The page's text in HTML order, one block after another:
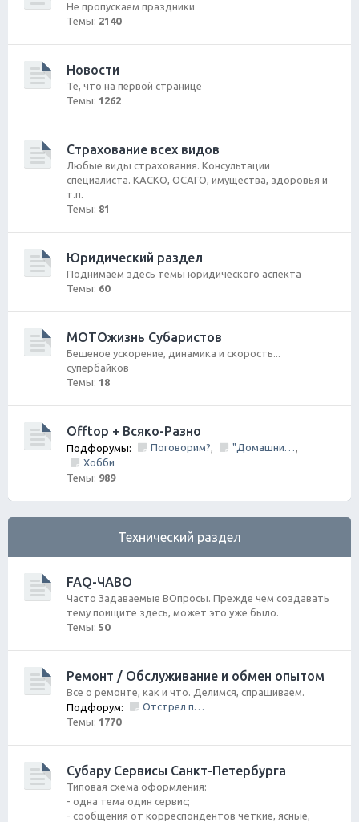
Не пропускаем праздники
Темы: 2140
Новости
Те, что на первой странице
Темы: 1262
Страхование всех видов
Любые виды страхования. Консультации
специалиста. КАСКО, ОСАГО, имущества, здоровья и
т.п.
Темы: 81
Юридический раздел
Поднимаем здесь темы юридического аспекта
Темы: 60
МОТОжизнь Субаристов
Бешеное ускорение, динамика и скорость...
супербайков
Темы: 18
Offtop + Всяко-Разно
Подфорумы: Поговорим?, "Домашний Очаг"
,
Хобби
Темы: 989
Технический раздел
FAQ-ЧАВО
Часто Задаваемые ВОпросы. Прежде чем создавать
тему поищите здесь, может это уже было.
Темы: 50
Ремонт / Обслуживание и обмен опытом
Все о ремонте, как и что. Делимся, спрашиваем.
Подфорум:
Отстрел пистолета/НЕ заправить/Ошибки по вентиляции Бензо Бака
Темы: 1770
Субару Cервисы Санкт-Петербурга
Типовая схема оформления:
- одна тема один сервис;
- сообщения от корреспондентов чёткие, ясные,